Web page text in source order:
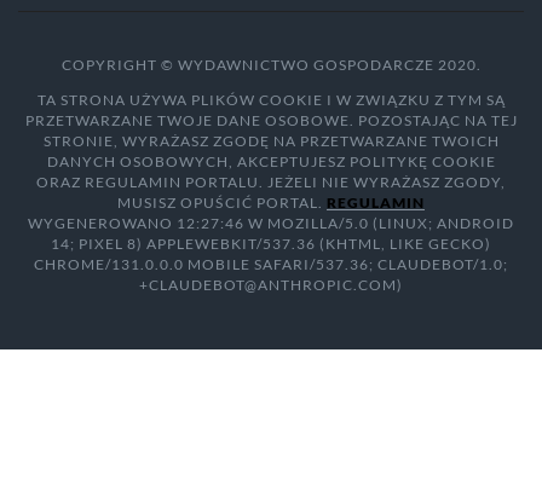
COPYRIGHT © WYDAWNICTWO GOSPODARCZE 2020.
TA STRONA UŻYWA PLIKÓW COOKIE I W ZWIĄZKU Z TYM SĄ
PRZETWARZANE TWOJE DANE OSOBOWE. POZOSTAJĄC NA TEJ
STRONIE, WYRAŻASZ ZGODĘ NA PRZETWARZANE TWOICH
DANYCH OSOBOWYCH, AKCEPTUJESZ POLITYKĘ COOKIE
ORAZ REGULAMIN PORTALU. JEŻELI NIE WYRAŻASZ ZGODY,
MUSISZ OPUŚCIĆ PORTAL. REGULAMIN
WYGENEROWANO 12:27:46 W MOZILLA/5.0 (LINUX; ANDROID
14; PIXEL 8) APPLEWEBKIT/537.36 (KHTML, LIKE GECKO)
CHROME/131.0.0.0 MOBILE SAFARI/537.36; CLAUDEBOT/1.0;
+CLAUDEBOT@ANTHROPIC.COM)